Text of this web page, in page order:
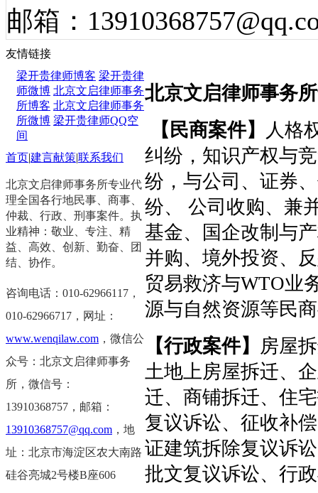
邮箱：
北京文启律师事务
【民商案件】
人格
纠纷，知识产权与
纷，与公司、证券
纷、 公司收购、兼
基金、国企改制与
并购、境外投资、
贸易救济与WTO业
源与自然资源等民
【行政案件】 房屋
土地上房屋拆迁、
迁、商铺拆迁、住
复议诉讼、征收补
证建筑拆除复议诉
批文复议诉讼、行
友情链接
梁开贵律师博客 梁开贵律
师微博 北京文启律师事务
所博客 北京文启律师事务
所微博 梁开贵律师QQ空
间
首页|建言献策|联系我们
北京文启律师事务所专业代
理全国各行地民事、商事、
仲裁、行政、刑事案件。执
业精神：敬业、专注、精
益、高效、创新、勤奋、团
结、协作。
咨询电话：010-62966117，
010-62966717， 网址：
www.wenqilaw.com ，微信公
众号：北京文启律师事务
所，微信号：
13910368757，邮箱：
13910368757@qq.com ，地
址：北京市海淀区农大南路
硅谷亮城2号楼B座606